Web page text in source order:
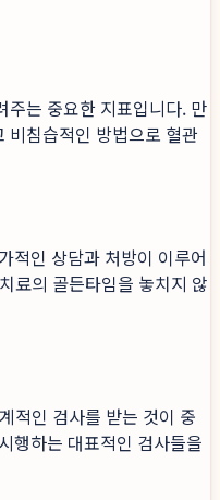
주는 중요한 지표입니다. 만
비침습적인 방법으로 혈관
적인 상담과 처방이 이루어
료의 골든타임을 놓치지 않
적인 검사를 받는 것이 중
행하는 대표적인 검사들을